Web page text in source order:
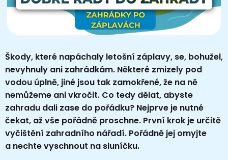
Škody, které napáchaly letošní záplavy, se, bohužel,
nevyhnuly ani zahrádkám. Některé zmizely pod
vodou úplně, jiné jsou tak zamokřené, že na ně
nemůžeme ani vkročit. Co tedy dělat, abyste
zahradu dali zase do pořádku? Nejprve je nutné
čekat, až vše pořádně proschne. První krok je určitě
vyčištění zahradního nářadí. Pořádně jej omyjte
a nechte vyschnout na sluníčku.